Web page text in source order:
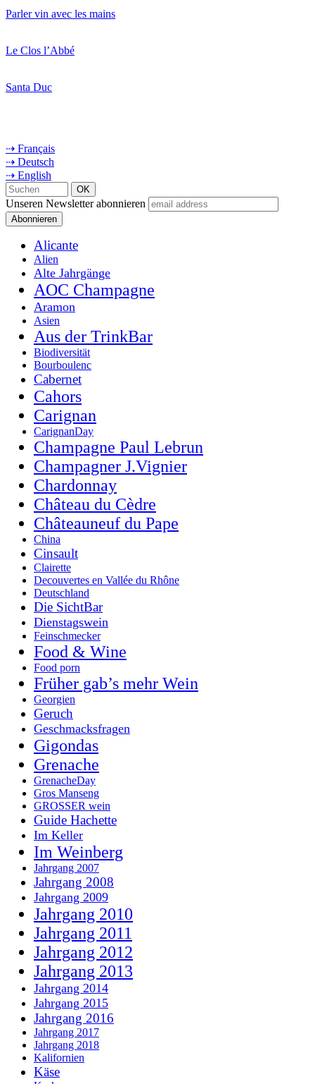
Parler vin avec les mains
Le Clos l’Abbé
Santa Duc
⇢ Français
⇢ Deutsch
⇢ English
Unseren Newsletter abonnieren
Alicante
Alien
Alte Jahrgänge
AOC Champagne
Aramon
Asien
Aus der TrinkBar
Biodiversität
Bourboulenc
Cabernet
Cahors
Carignan
CarignanDay
Champagne Paul Lebrun
Champagner J.Vignier
Chardonnay
Château du Cèdre
Châteauneuf du Pape
China
Cinsault
Clairette
Decouvertes en Vallée du Rhône
Deutschland
Die SichtBar
Dienstagswein
Feinschmecker
Food & Wine
Food porn
Früher gab’s mehr Wein
Georgien
Geruch
Geschmacksfragen
Gigondas
Grenache
GrenacheDay
Gros Manseng
GROSSER wein
Guide Hachette
Im Keller
Im Weinberg
Jahrgang 2007
Jahrgang 2008
Jahrgang 2009
Jahrgang 2010
Jahrgang 2011
Jahrgang 2012
Jahrgang 2013
Jahrgang 2014
Jahrgang 2015
Jahrgang 2016
Jahrgang 2017
Jahrgang 2018
Kalifornien
Käse